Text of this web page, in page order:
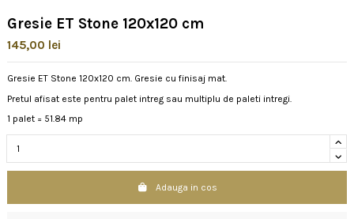
Gresie ET Stone 120x120 cm
145,00 lei
Gresie ET Stone 120x120 cm. Gresie cu finisaj mat.
Pretul afisat este pentru palet intreg sau multiplu de paleti intregi.
1 palet = 51.84 mp
Adauga in cos